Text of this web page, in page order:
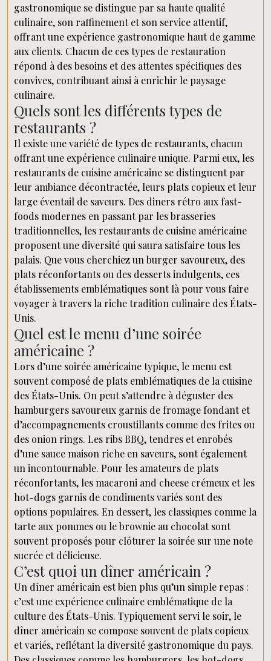
gastronomique se distingue par sa haute qualité
culinaire, son raffinement et son service attentif,
offrant une expérience gastronomique haut de gamme
aux clients. Chacun de ces types de restauration
répond à des besoins et des attentes spécifiques des
convives, contribuant ainsi à enrichir le paysage
culinaire.
Quels sont les différents types de
restaurants ?
Il existe une variété de types de restaurants, chacun
offrant une expérience culinaire unique. Parmi eux, les
restaurants de cuisine américaine se distinguent par
leur ambiance décontractée, leurs plats copieux et leur
large éventail de saveurs. Des diners rétro aux fast-
foods modernes en passant par les brasseries
traditionnelles, les restaurants de cuisine américaine
proposent une diversité qui saura satisfaire tous les
palais. Que vous cherchiez un burger savoureux, des
plats réconfortants ou des desserts indulgents, ces
établissements emblématiques sont là pour vous faire
voyager à travers la riche tradition culinaire des États-
Unis.
Quel est le menu d’une soirée
américaine ?
Lors d’une soirée américaine typique, le menu est
souvent composé de plats emblématiques de la cuisine
des États-Unis. On peut s’attendre à déguster des
hamburgers savoureux garnis de fromage fondant et
d’accompagnements croustillants comme des frites ou
des onion rings. Les ribs BBQ, tendres et enrobés
d’une sauce maison riche en saveurs, sont également
un incontournable. Pour les amateurs de plats
réconfortants, les macaroni and cheese crémeux et les
hot-dogs garnis de condiments variés sont des
options populaires. En dessert, les classiques comme la
tarte aux pommes ou le brownie au chocolat sont
souvent proposés pour clôturer la soirée sur une note
sucrée et délicieuse.
C’est quoi un dîner américain ?
Un dîner américain est bien plus qu’un simple repas :
c’est une expérience culinaire emblématique de la
culture des États-Unis. Typiquement servi le soir, le
dîner américain se compose souvent de plats copieux
et variés, reflétant la diversité gastronomique du pays.